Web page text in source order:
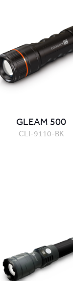
GLEAM 500
CLI-9110-BK